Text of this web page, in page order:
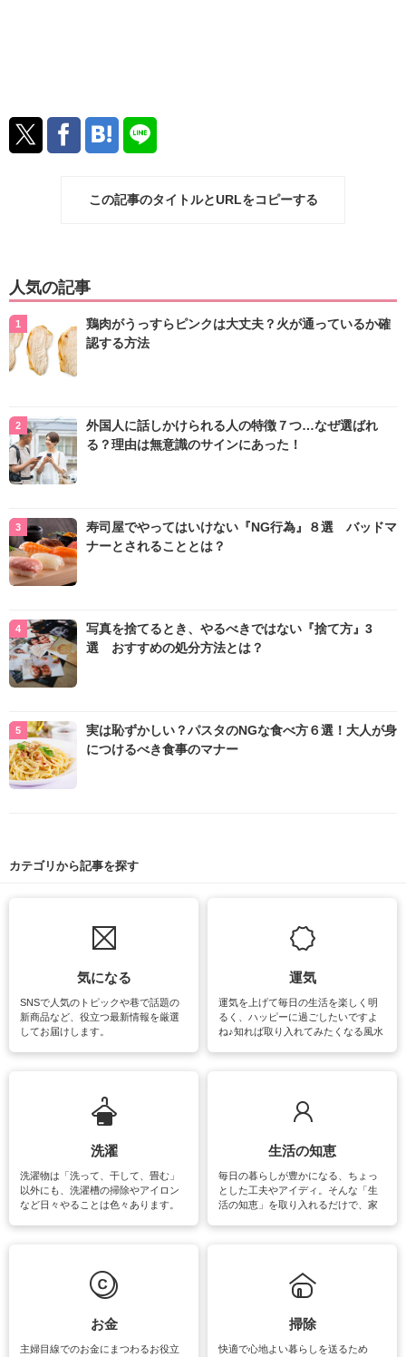
この記事のタイトルとURLをコピーする
人気の記事
鶏肉がうっすらピンクは大丈夫？火が通っているか確
認する方法
外国人に話しかけられる人の特徴７つ…なぜ選ばれ
る？理由は無意識のサインにあった！
寿司屋でやってはいけない『NG行為』８選 バッドマ
ナーとされることとは？
写真を捨てるとき、やるべきではない『捨て方』3
選 おすすめの処分方法とは？
実は恥ずかしい？パスタのNGな食べ方６選！大人が身
につけるべき食事のマナー
カテゴリから記事を探す
気になる
SNSで人気のトピックや巷で話題の
新商品など、役立つ最新情報を厳選
してお届けします。
運気
運気を上げて毎日の生活を楽しく明
るく、ハッピーに過ごしたいですよ
ね♪知れば取り入れてみたくなる風水
洗濯
洗濯物は「洗って、干して、畳む」
以外にも、洗濯槽の掃除やアイロン
など日々やることは色々あります。
マットなどの大きな洗濯物も、正し
い洗い方をすれば自宅で洗うことが
報やお悩み解消のための情報をご紹
生活の知恵
毎日の暮らしが豊かになる、ちょっ
とした工夫やアイディ。そんな「生
活の知恵」を取り入れるだけで、家
お金
主婦目線でのお金にまつわるお役立
掃除
快適で心地よい暮らしを送るため